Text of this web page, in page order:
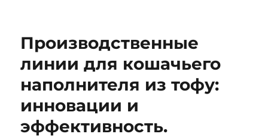
Производственные
линии для кошачьего
наполнителя из тофу:
инновации и
эффективность.